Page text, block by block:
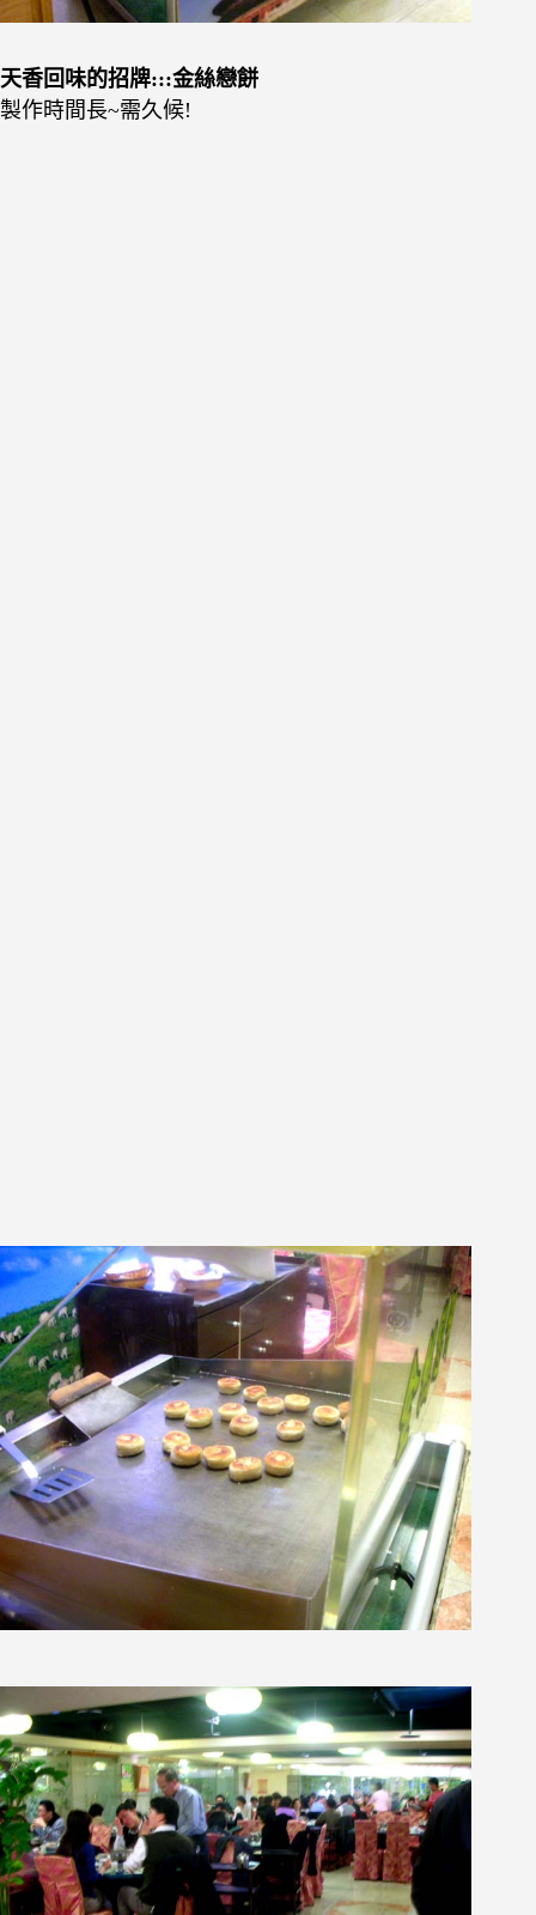
天香回味的招牌:::金絲戀餅
製作時間長~需久候!